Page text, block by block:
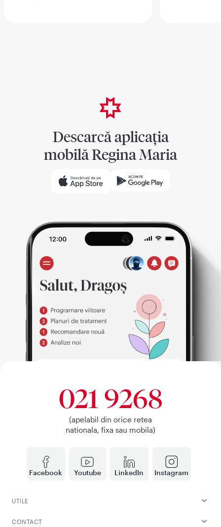
Descarcă aplicația
mobilă Regina Maria
Facebook Youtube LinkedIn Instagram
021 9268
(apelabil din orice retea
nationala, fixa sau mobila)
UTILE
CONTACT